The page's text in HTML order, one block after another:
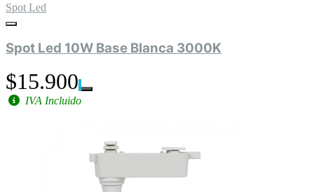
Spot Led
Spot Led 10W Base Blanca 3000K
$15.900
IVA Incluido